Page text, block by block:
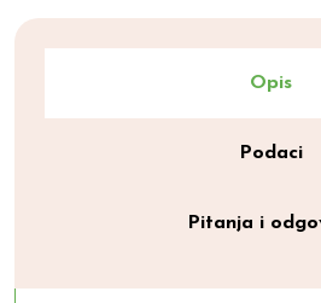
Opis
Podaci
Pitanja i